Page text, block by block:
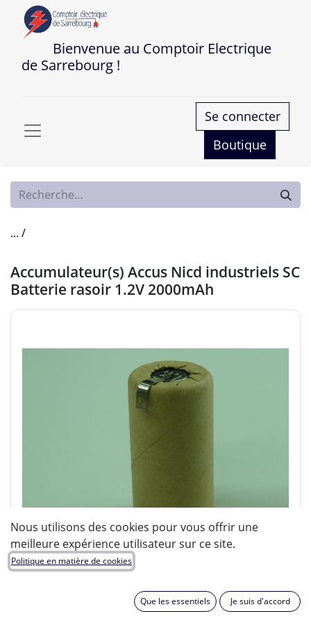
Bienvenue au Comptoir Electrique
de Sarrebourg !
Se connecter
Boutique
... /
Accumulateur(s) Accus Nicd industriels SC
Batterie rasoir 1.2V 2000mAh
Nous utilisons des cookies pour vous offrir une
meilleure expérience utilisateur sur ce site.
Politique en matière de cookies
Que les essentiels Je suis d'accord